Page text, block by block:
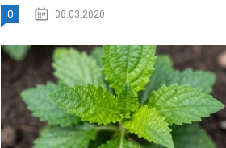
0 08.03.2020